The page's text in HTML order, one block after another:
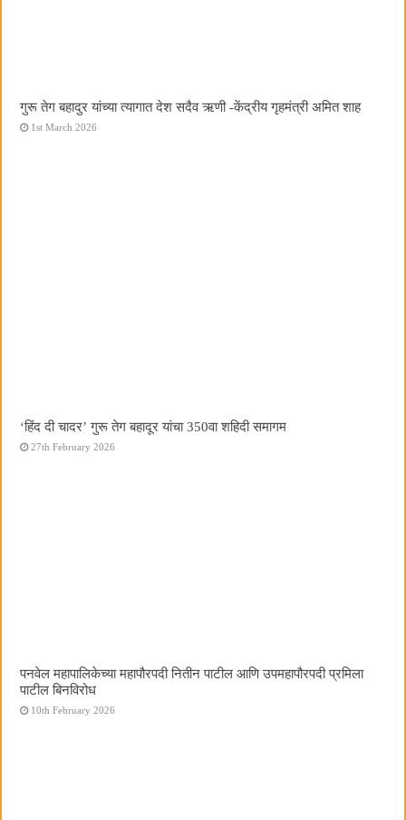
गुरू तेग बहादुर यांच्या त्यागात देश सदैव ऋणी -केंद्रीय गृहमंत्री अमित शाह
1st March 2026
‘हिंद दी चादर’ गुरू तेग बहादूर यांचा 350वा शहिदी समागम
27th February 2026
पनवेल महापालिकेच्या महापौरपदी नितीन पाटील आणि उपमहापौरपदी प्रमिला
पाटील बिनविरोध
10th February 2026